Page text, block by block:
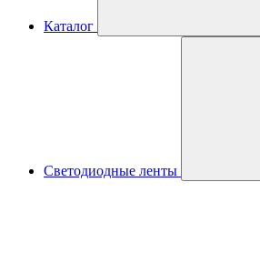
Каталог
Светодиодные ленты